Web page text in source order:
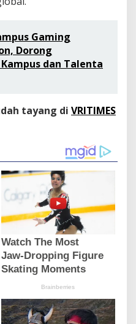
Gaming
Dorong
dan Talenta
tayang di VRITIMES